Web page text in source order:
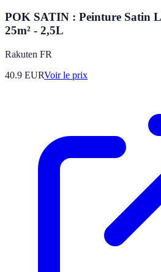
POK SATIN : Peinture Satin
25m² - 2,5L
Rakuten FR
40.9 EURVoir le prix